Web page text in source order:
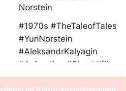
Norstein
#1970s #TheTaleofTales
#YuriNorstein
#AleksandrKalyagin
#Animation #Short #film
#movie